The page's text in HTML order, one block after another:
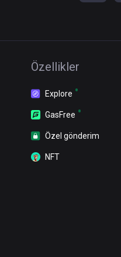
Özellikler
Explore
GasFree
Özel gönderim
NFT